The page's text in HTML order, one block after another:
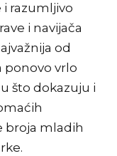
i razumljivo
i navijača
od
ponovo vrlo
što dokazuju i
broja mladih